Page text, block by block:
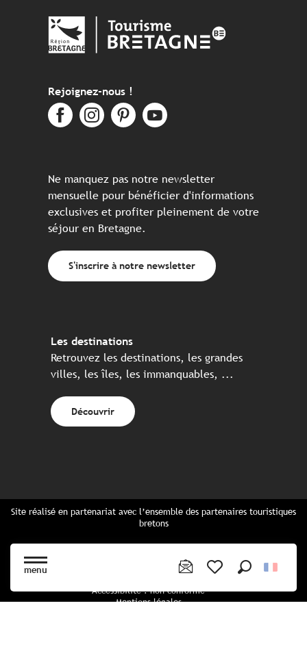
menu
Rejoignez-nous !
Ne manquez pas notre newsletter
mensuelle pour bénéficier d'informations
exclusives et profiter pleinement de votre
séjour en Bretagne.
S'inscrire à notre newsletter
Les destinations
Retrouvez les destinations, les grandes
villes, les îles, les immanquables, ...
Découvrir
Site réalisé en partenariat avec l’ensemble des partenaires touristiques
bretons
Cartes Bretagne & brochures
Accessibilité : non conforme
Mentions légales